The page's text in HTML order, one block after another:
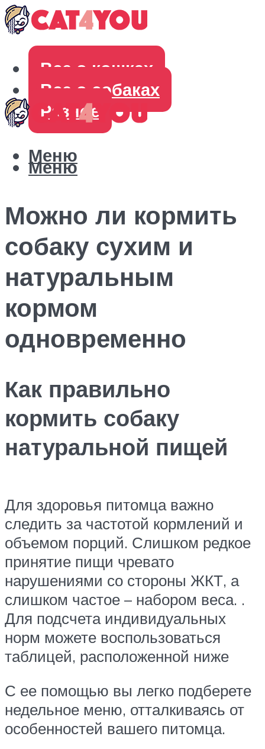
Все о кошках
Все о собаках
Разное
Меню
Меню
Можно ли кормить
собаку сухим и
натуральным
кормом
одновременно
Как правильно
кормить собаку
натуральной пищей
Для здоровья питомца важно
следить за частотой кормлений и
объемом порций. Слишком редкое
принятие пищи чревато
нарушениями со стороны ЖКТ, а
слишком частое – набором веса. .
Для подсчета индивидуальных
норм можете воспользоваться
таблицей, расположенной ниже
С ее помощью вы легко подберете
недельное меню, отталкиваясь от
особенностей вашего питомца.